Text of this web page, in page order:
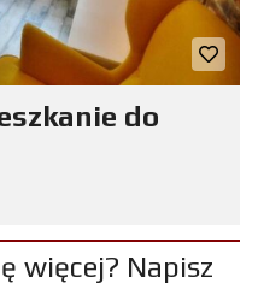
do
więcej? Napisz